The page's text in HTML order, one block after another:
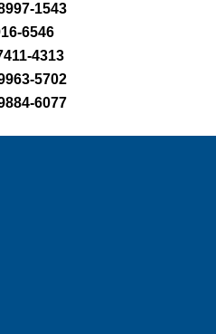
1543
6546
4313
5702
6077